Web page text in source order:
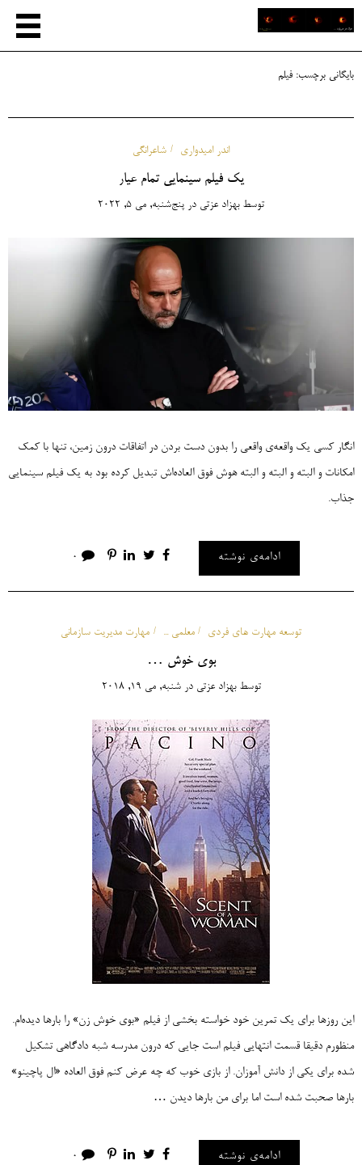
بایگانی برچسب: فیلم
اندر امیدواری شاعرانگی
یک فیلم سینمایی تمام عیار
توسطبهزاد عزتی در پنج‌شنبه, می 5, 2022
انگار کسی یک واقعه‌ی واقعی را بدون دست بردن در اتفاقات درون زمین، تنها با کمک
امکانات و البته و البته و البته هوش فوق العاده‌اش تبدیل کرده بود به یک فیلم سینمایی
جذاب.
ادامه‌ی نوشته 0
توسعه مهارت های فردی معلمی ... مهارت مدیریت سازمانی
بوی خوش …
توسطبهزاد عزتی درشنبه, می 19, 2018
این روزها برای یک تمرین خود خواسته بخشی از فیلم «بوی خوش زن» را بارها دیده‌ام.
منظورم دقیقا قسمت انتهایی فیلم است جایی که درون مدرسه شبه دادگاهی تشکیل
شده برای یکی از دانش آموزان. از بازی خوب که چه عرض کنم فوق العاده «ال پاچینو»
بارها صحبت شده است اما برای من بارها دیدن …
ادامه‌ی نوشته 0